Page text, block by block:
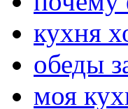
кухня
обеды
моя